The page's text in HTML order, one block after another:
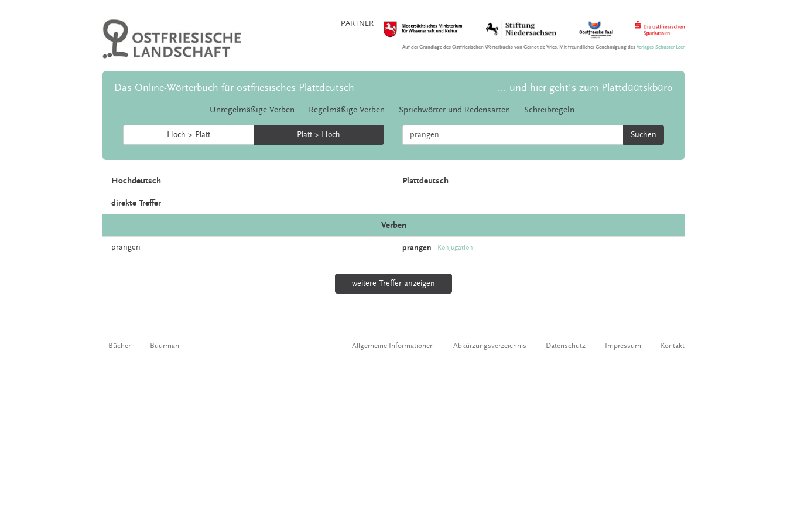
PARTNER
Auf der Grundlage des Ostfriesischen Wörterbuchs von Gernot de Vries. Mit freundlicher Genehmigung desVerlages Schuster Leer
Das Online-Wörterbuch für ostfriesisches Plattdeutsch ... und hier geht's zum Plattdüütskbüro
Unregelmäßige Verben Regelmäßige Verben Sprichwörter und Redensarten Schreibregeln
Hoch > Platt Platt > Hoch Suchen
Hochdeutsch Plattdeutsch
direkte Treffer
Verben
prangen prangen Konjugation
weitere Treffer anzeigen
Bücher Buurman Allgemeine Informationen Abkürzungsverzeichnis Datenschutz Impressum Kontakt